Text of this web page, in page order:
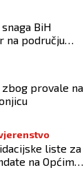
BiH
na području
provale na
liste za
na Općim